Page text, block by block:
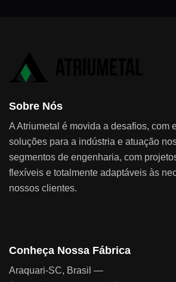
Sobre Nós
A Atriumetal é movida a desafios, com
soluções para a indústria e atuação
segmentos de engenharia, com
flexíveis e totalmente adaptáveis às
nossos clientes.
Conheça Nossa Fábrica
Araquari-SC, Brasil —